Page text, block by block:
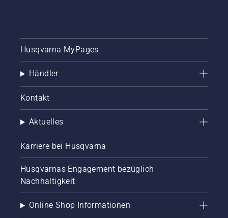
Husqvarna MyPages
Händler
Kontakt
Aktuelles
Karriere bei Husqvarna
Husqvarnas Engagement bezüglich
Nachhaltigkeit
Online Shop Informationen